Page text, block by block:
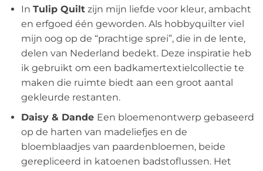
In Tulip Quiltzijn mijn liefde voor kleur, ambacht
en erfgoed één geworden. Als hobbyquilter viel
mijn oog op de “prachtige sprei”, die in de lente,
delen van Nederland bedekt. ​​Deze inspiratie heb
ik gebruikt om een ​​badkamertextielcollectie te
maken die ruimte biedt aan een groot aantal
gekleurde restanten.
Daisy & Dande Een bloemenontwerp gebaseerd
op de harten van madeliefjes en de
bloemblaadjes van paardenbloemen, beide
gerepliceerd in katoenen badstoflussen. Het